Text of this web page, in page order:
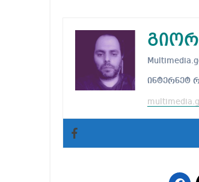
ინტერნეტ